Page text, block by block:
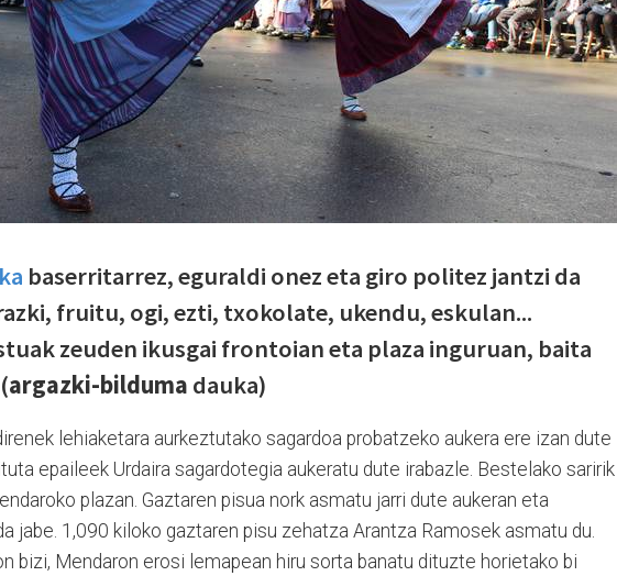
baserritarrez, eguraldi onez eta giro politez jantzi da
fruitu, ogi, ezti, txokolate, ukendu, eskulan...
zeuden ikusgai frontoian eta plaza inguruan, baita
argazki-bilduma dauka)
lehiaketara aurkeztutako sagardoa probatzeko aukera ere izan dute
epaileek Urdaira sagardotegia aukeratu dute irabazle. Bestelako saririk
plazan. Gaztaren pisua nork asmatu jarri dute aukeran eta
jabe. 1,090 kiloko gaztaren pisu zehatza Arantza Ramosek asmatu du.
bizi, Mendaron erosi lemapean hiru sorta banatu dituzte horietako bi